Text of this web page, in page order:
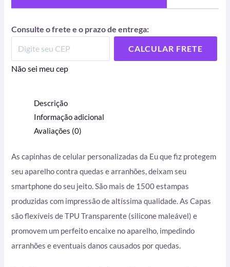
Consulte o frete e o prazo de entrega:
CALCULAR FRETE
Não sei meu cep
Descrição
Informação adicional
Avaliações (0)
As capinhas de celular personalizadas da Eu que fiz protegem
seu aparelho contra quedas e arranhões, deixam seu
smartphone do seu jeito. São mais de 1500 estampas
produzidas com impressão de altíssima qualidade. As Capas
são flexíveis de TPU Transparente (silicone maleável) e
promovem um perfeito encaixe no aparelho, impedindo
arranhões e eventuais danos causados por quedas.